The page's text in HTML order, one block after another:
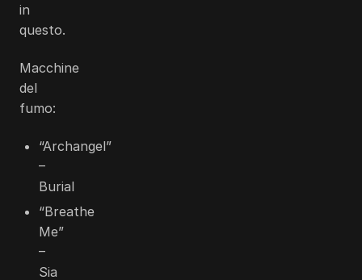
in
questo.
Macchine
del
fumo:
“Archangel”
–
Burial
“Breathe
Me”
–
Sia